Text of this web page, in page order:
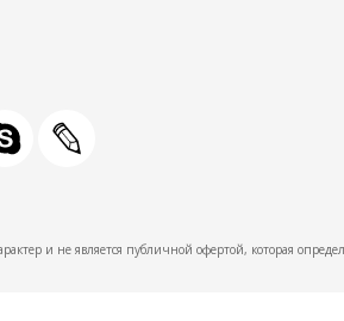
и не является публичной офертой, которая